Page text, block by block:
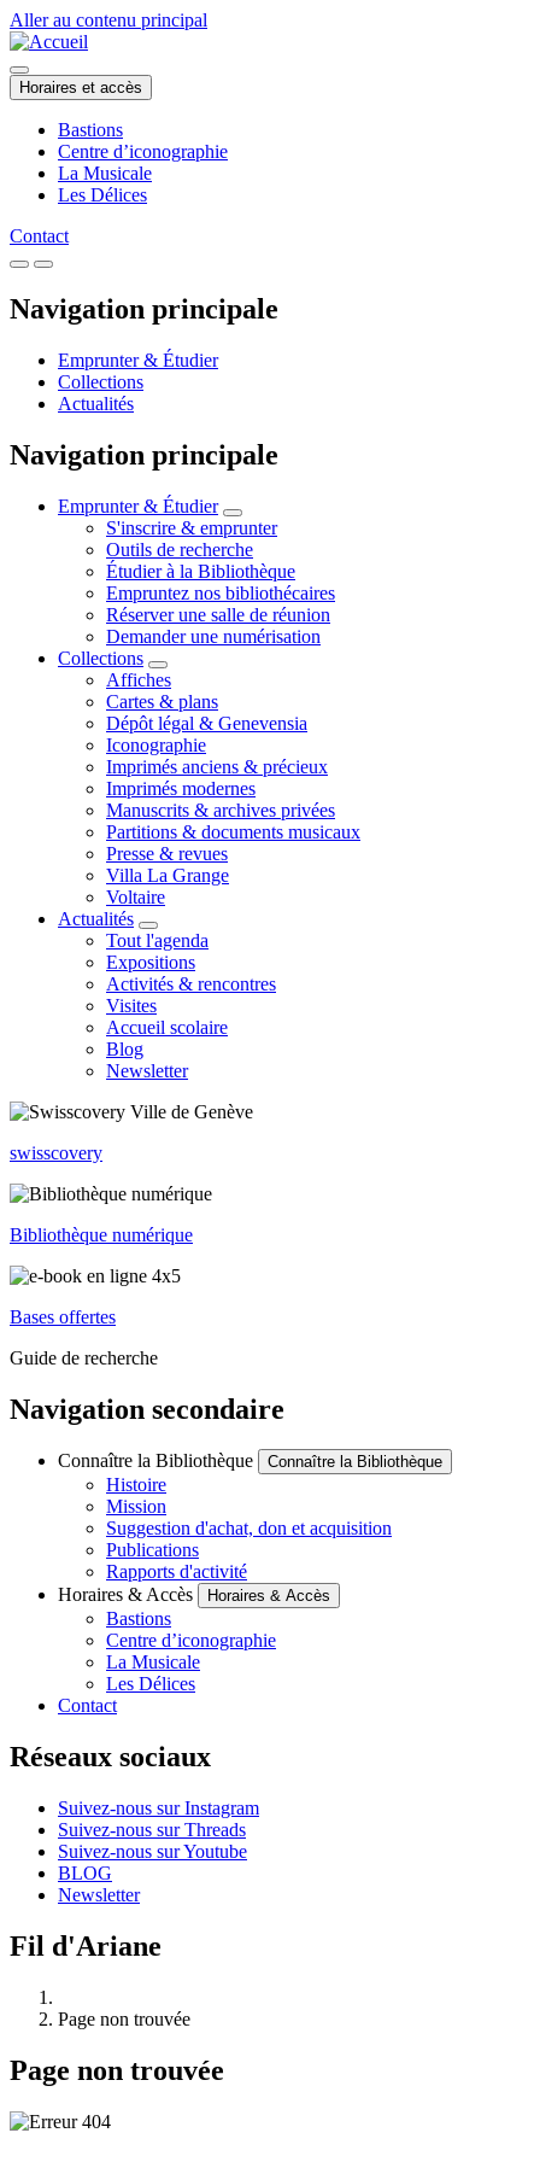
Aller au contenu principal
Horaires et accès
Bastions
Centre d’iconographie
La Musicale
Les Délices
Contact
Navigation principale
Emprunter & Étudier
Collections
Actualités
Navigation principale
Emprunter & Étudier
S'inscrire & emprunter
Outils de recherche
Étudier à la Bibliothèque
Empruntez nos bibliothécaires
Réserver une salle de réunion
Demander une numérisation
Collections
Affiches
Cartes & plans
Dépôt légal & Genevensia
Iconographie
Imprimés anciens & précieux
Imprimés modernes
Manuscrits & archives privées
Partitions & documents musicaux
Presse & revues
Villa La Grange
Voltaire
Actualités
Tout l'agenda
Expositions
Activités & rencontres
Visites
Accueil scolaire
Blog
Newsletter
swisscovery
Bibliothèque numérique
Bases offertes
Guide de recherche
Navigation secondaire
Connaître la Bibliothèque Connaître la Bibliothèque
Histoire
Mission
Suggestion d'achat, don et acquisition
Publications
Rapports d'activité
Horaires & Accès
Horaires & Accès
Bastions
Centre d’iconographie
La Musicale
Les Délices
Contact
Réseaux sociaux
Suivez-nous sur Instagram
Suivez-nous sur Threads
Suivez-nous sur Youtube
BLOG
Newsletter
Fil d'Ariane
Page non trouvée
Page non trouvée